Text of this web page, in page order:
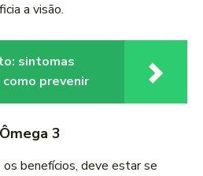
a visão.
sintomas
prevenir
3
benefícios, deve estar se